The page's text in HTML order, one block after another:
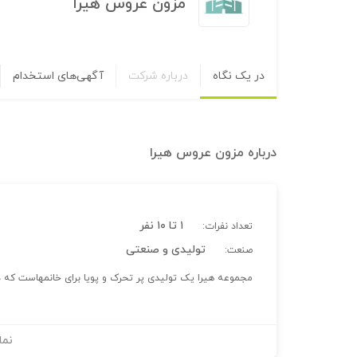
در یک نگاه درباره شرکت آگهی‌های استخدام
درباره مزون عروس هیرا
تعداد نفرات: ۱ تا ۱۰ نفر
صنعت: تولیدی و صنعتی
مجموعه هیرا یک تولیدی پر تحرک و پویا برای خانمهاست که